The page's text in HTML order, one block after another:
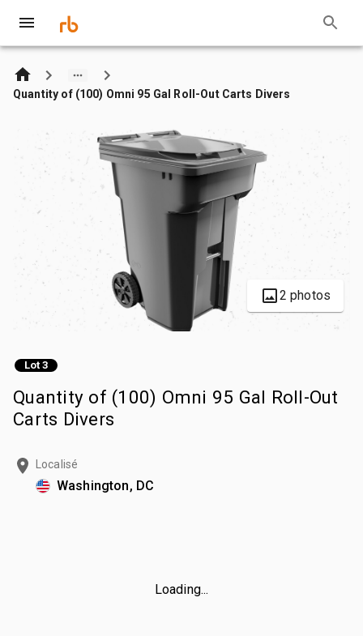
Quantity of (100) Omni 95 Gal Roll-Out Carts Divers
2 photos
Lot 3
Quantity of (100) Omni 95 Gal Roll-Out
Carts Divers
Localisé
Washington, DC
Loading...